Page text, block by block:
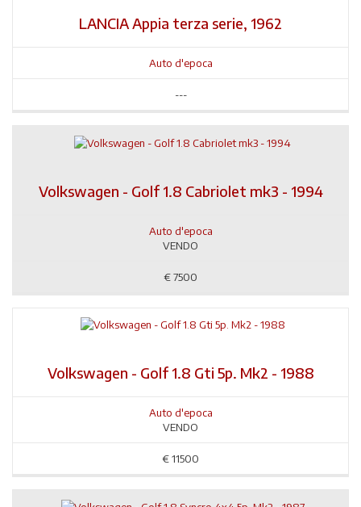
LANCIA Appia terza serie, 1962
Auto d'epoca
---
Volkswagen - Golf 1.8 Cabriolet mk3 - 1994
Auto d'epoca
VENDO
€7500
Volkswagen - Golf 1.8 Gti 5p. Mk2 - 1988
Auto d'epoca
VENDO
€11500